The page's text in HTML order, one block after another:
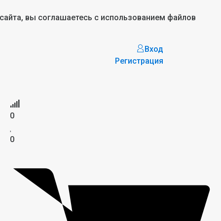
вы соглашаетесь с использованием файлов
Вход
Регистрация
0
0